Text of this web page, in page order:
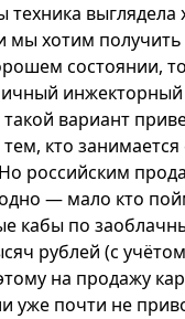
техника
мы хотим
состоянии,
вариант
тем, кто
российским
— мало кто
кабы по
рублей (с
на продажу
уже почти не